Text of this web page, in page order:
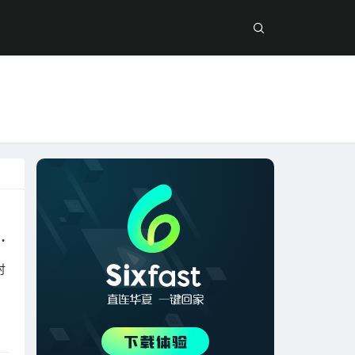
加速器一键解决！